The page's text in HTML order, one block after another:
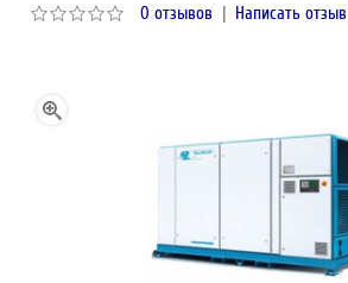
0 отзывов | Написать отзыв